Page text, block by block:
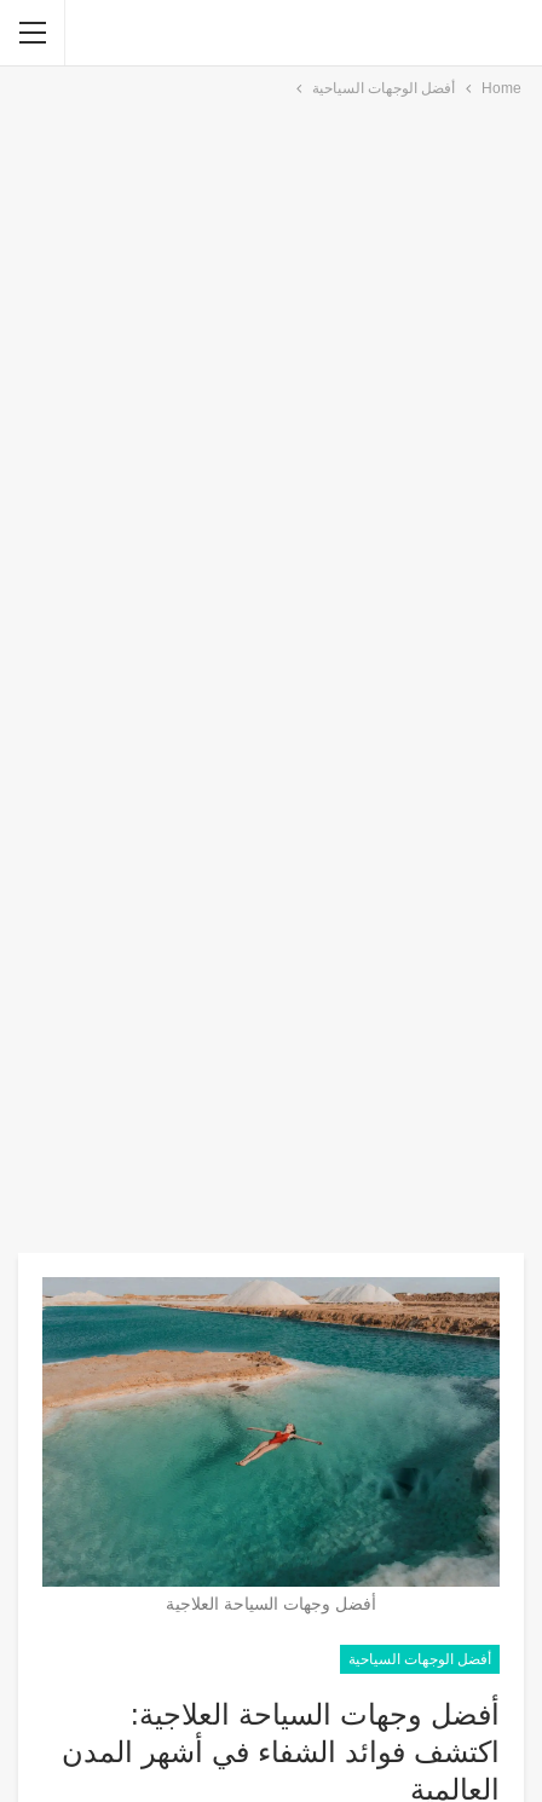
Home أفضل الوجهات السياحية
أفضل وجهات السياحة العلاجية
أفضل الوجهات السياحية
أفضل وجهات السياحة العلاجية:
اكتشف فوائد الشفاء في أشهر المدن
العالمية